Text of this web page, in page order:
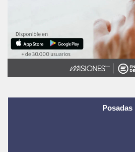
Posadas